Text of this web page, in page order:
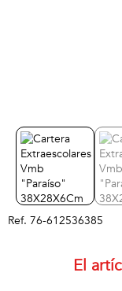
Ref. 76-612536385
El